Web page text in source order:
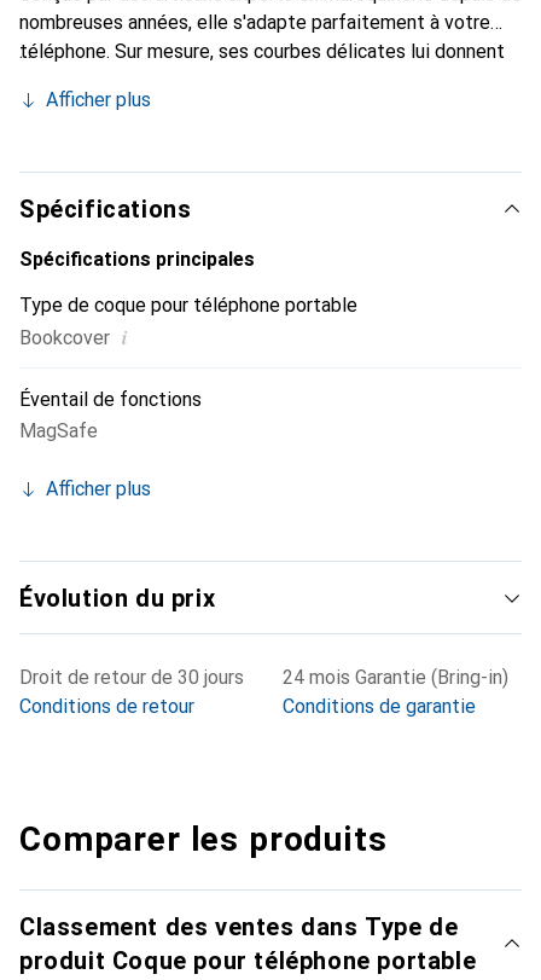
nombreuses années, elle s'adapte parfaitement à votre
téléphone. Sur mesure, ses courbes délicates lui donnent
élégant et indispensable pour votre smartphone.
haute qualité, la marque Noreve est un choix sûr pour une
clientèle exigeante.
Afficher plus
Spécifications
Spécifications principales
Type de coque pour téléphone portable
Bookcover i
Éventail de fonctions
MagSafe
Afficher plus
Évolution du prix
Droit de retour de 30 jours
Conditions de retour
24 mois Garantie (Bring-in)
Conditions de garantie
Comparer les produits
Classement des ventes dans Type de
produit Coque pour téléphone portable